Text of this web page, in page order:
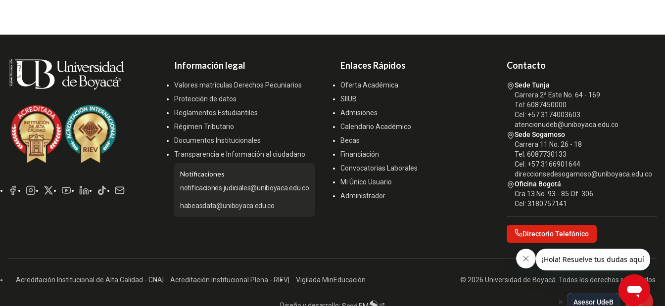
Sociales
Información legal
Valores matrículas Derechos Pecuniarios
Protección de datos
Reglamentos Estudiantiles
Régimen Tributario
Documentos Institucionales
Transparencia e Información al ciudadano
Notificaciones
notificaciones.judiciales@uniboyaca.edu.co
habeasdata@uniboyaca.edu.co
Enlaces Rápidos
Oferta Académica
SIIUB
Admisiones
Calendario Académico
Becas
Financiación
Convocatorias Laborales
Mi Único Usuario
Administrador
Contacto
Sede Tunja
Carrera 2ª Este No. 64 - 169
Tel: 6087450000
Cel: +57 3174003603
atencionudeb@uniboyaca.edu.co
Sede Sogamoso
Carrera 11 No. 26 - 18
Tel: 6087730133
Cel: +57 3166901644
direccionsedesogamoso@uniboyaca.edu.co
Oficina Bogotá
Cra 13 No. 93 - 85 Of. 306
Cel: 3180757141
Directorio Telefónico
Acreditación Institucional de Alta Calidad - CNA Acreditación Institucional Plena - RIEV Vigilada MinEducación © 2026 Universidad de Boyacá. Todos los derechos reservados.
Asesor UdeB